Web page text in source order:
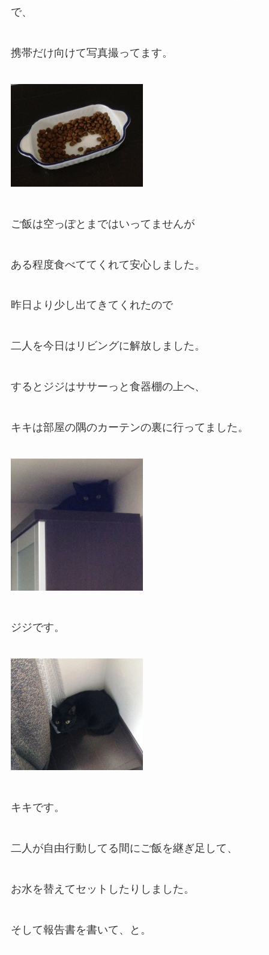
で、
携帯だけ向けて写真撮ってます。
ご飯は空っぽとまではいってませんが
ある程度食べててくれて安心しました。
昨日より少し出てきてくれたので
二人を今日はリビングに解放しました。
するとジジはササーっと食器棚の上へ、
キキは部屋の隅のカーテンの裏に行ってました。
ジジです。
キキです。
二人が自由行動してる間にご飯を継ぎ足して、
お水を替えてセットしたりしました。
そして報告書を書いて、と。